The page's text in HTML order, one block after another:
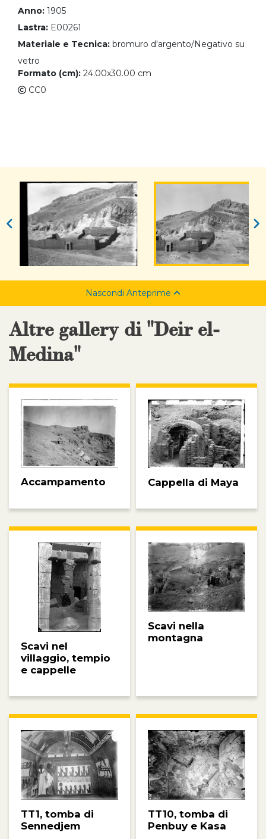
Anno: 1905
Lastra: E00261
Materiale e Tecnica: bromuro d'argento/Negativo su
vetro
Formato (cm): 24.00x30.00 cm
CC0
Nascondi Anteprime
Altre gallery di "Deir el-
Medina"
Accampamento Cappella di Maya
Scavi nel
villaggio, tempio
e cappelle
Scavi nella
montagna
TT1, tomba di
Sennedjem
TT10, tomba di
Penbuy e Kasa